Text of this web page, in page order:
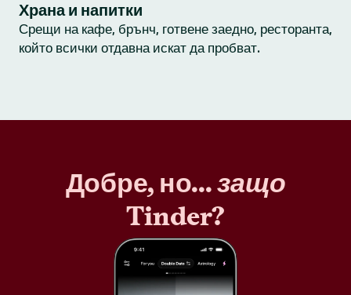
Храна и напитки
Срещи на кафе, брънч, готвене заедно, ресторанта,
който всички отдавна искат да пробват.
Добре, но...защо
Tinder?